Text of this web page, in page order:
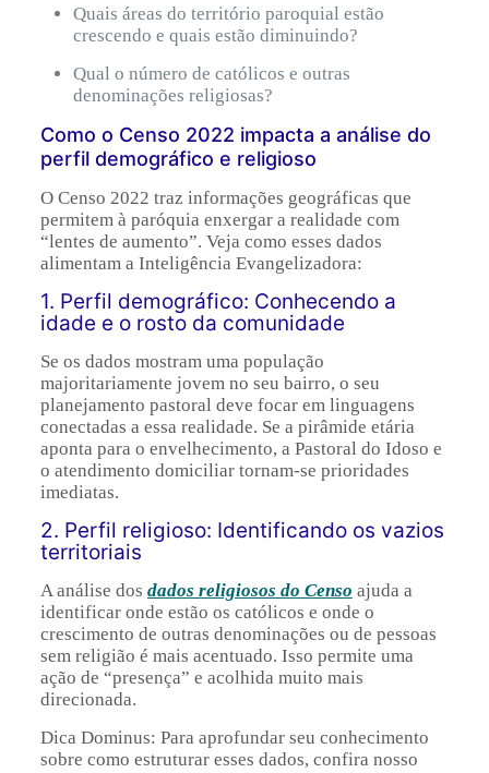
Quais áreas do território paroquial estão
crescendo e quais estão diminuindo?
Qual o número de católicos e outras
denominações religiosas?
Como o Censo 2022 impacta a análise do
perfil demográfico e religioso
O Censo 2022 traz informações geográficas que
permitem à paróquia enxergar a realidade com
“lentes de aumento”. Veja como esses dados
alimentam a Inteligência Evangelizadora:
1. Perfil demográfico: Conhecendo a
idade e o rosto da comunidade
Se os dados mostram uma população
majoritariamente jovem no seu bairro, o seu
planejamento pastoral deve focar em linguagens
conectadas a essa realidade. Se a pirâmide etária
aponta para o envelhecimento, a Pastoral do Idoso e
o atendimento domiciliar tornam-se prioridades
imediatas.
2. Perfil religioso: Identificando os vazios
territoriais
A análise dos dados religiosos do Censo ajuda a
identificar onde estão os católicos e onde o
crescimento de outras denominações ou de pessoas
sem religião é mais acentuado. Isso permite uma
ação de “presença” e acolhida muito mais
direcionada.
Dica Dominus: Para aprofundar seu conhecimento
sobre como estruturar esses dados, confira nosso